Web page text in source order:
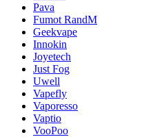
Pava
Fumot RandM
Geekvape
Innokin
Joyetech
Just Fog
Uwell
Vapefly
Vaporesso
Vaptio
VooPoo